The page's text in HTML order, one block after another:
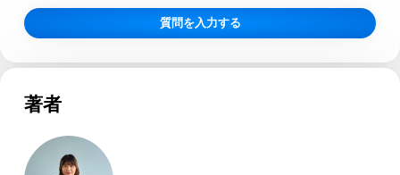
質問を入力する
著者